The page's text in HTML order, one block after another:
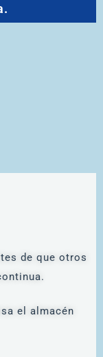
de que otros
el almacén